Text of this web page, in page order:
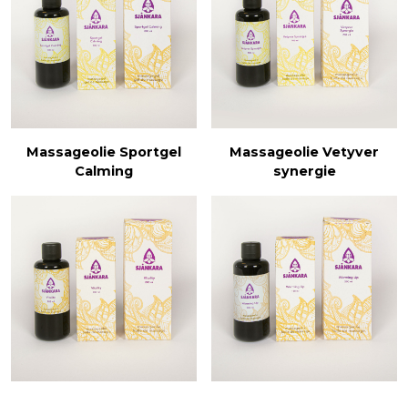
Massageolie Sportgel
Calming
Massageolie Vetyver
synergie